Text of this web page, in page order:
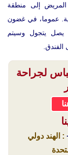
إلى منطقة
عموما، في غضون
يصل يتجول وسيتم
لجراحة
الهند دولي :